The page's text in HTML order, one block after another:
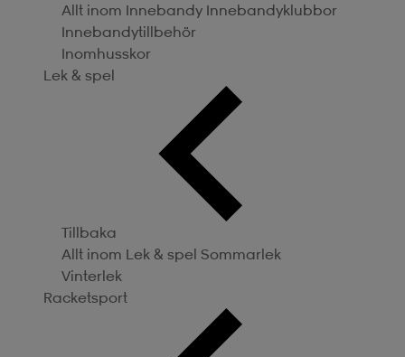
Allt inom Innebandy Innebandyklubbor
Innebandytillbehör
Inomhusskor
Lek & spel
Tillbaka
Allt inom Lek & spel Sommarlek
Vinterlek
Racketsport